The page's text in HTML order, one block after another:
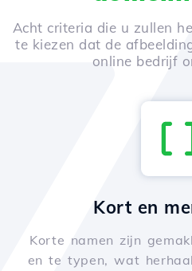
Acht criteria die u zullen
te kiezen dat de
online bedrijf
Kort en
Korte namen zijn
en te typen, wat